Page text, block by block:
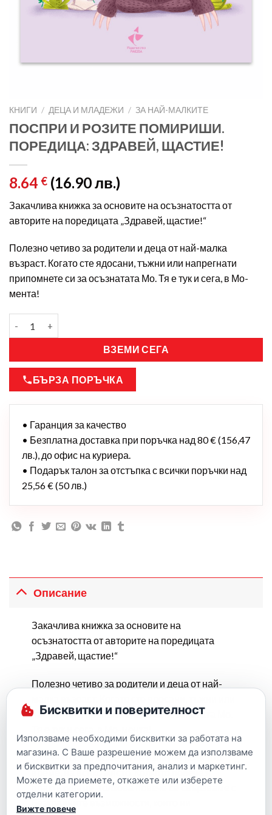
КНИГИ / ДЕЦА И МЛАДЕЖИ / ЗА НАЙ-МАЛКИТЕ
ПОСПРИ И РОЗИТЕ ПОМИРИШИ.
ПОРЕДИЦА: ЗДРАВЕЙ, ЩАСТИЕ!
8.64 € (16.90 лв.)
Закачлива книжка за основите на осъзнатостта от
авторите на поредицата „Здравей, щастие!“
Полезно четиво за родители и деца от най-малка
възраст. Когато сте ядосани, тъжни или напрегнати
припомнете си за осъзнатата Мо. Тя е тук и сега, в Мо-
мента!
ВЗЕМИ СЕГА
БЪРЗА ПОРЪЧКА
• Гаранция за качество
• Безплатна доставка при поръчка над 80 € (156,47
лв.), до офис на куриера.
• Подарък талон за отстъпка с всички поръчки над
25,56 € (50 лв.)
Описание
Закачлива книжка за основите на
осъзнатостта от авторите на поредицата
„Здравей, щастие!“
Полезно четиво за родители и деца от най-
напрегнати припомнете си за осъзнатата Мо.
Осъзнатостта може да се изпитва по всяко
време, на всяко място. Колкото повече я
практикуваме, толкова повече се свързваме с
безкрайните възможности, които ни
Бисквитки и поверителност
Използваме необходими бисквитки за работата на
магазина. С Ваше разрешение можем да използваме
и бисквитки за предпочитания, анализ и маркетинг.
Можете да приемете, откажете или изберете
отделни категории.
Вижте повече